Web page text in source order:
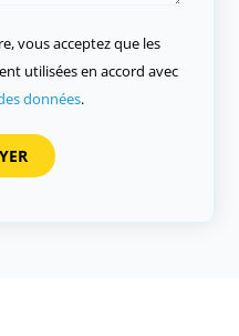
vous acceptez que les
utilisées en accord avec
données.